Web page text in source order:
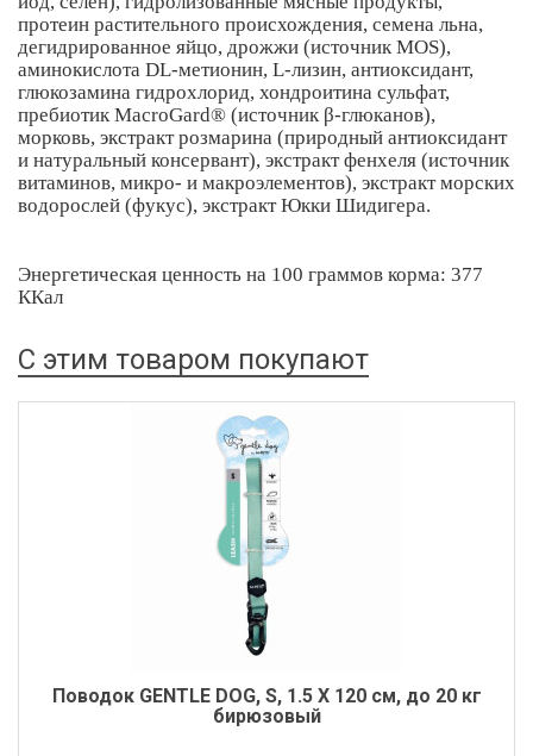
протеин растительного происхождения, семена льна,
дегидрированное яйцо, дрожжи (источник MOS),
аминокислота DL-метионин, L-лизин, антиоксидант,
глюкозамина гидрохлорид, хондроитина сульфат,
пребиотик MacroGard® (источник β-глюканов),
морковь, экстракт розмарина (природный антиоксидант
и натуральный консервант), экстракт фенхеля (источник
витаминов, микро- и макроэлементов), экстракт морских
водорослей (фукус), экстракт Юкки Шидигера.
Энергетическая ценность на 100 граммов корма: 377
ККал
С этим товаром покупают
Поводок GENTLE DOG, S, 1.5 X 120 см, до 20 кг
бирюзовый